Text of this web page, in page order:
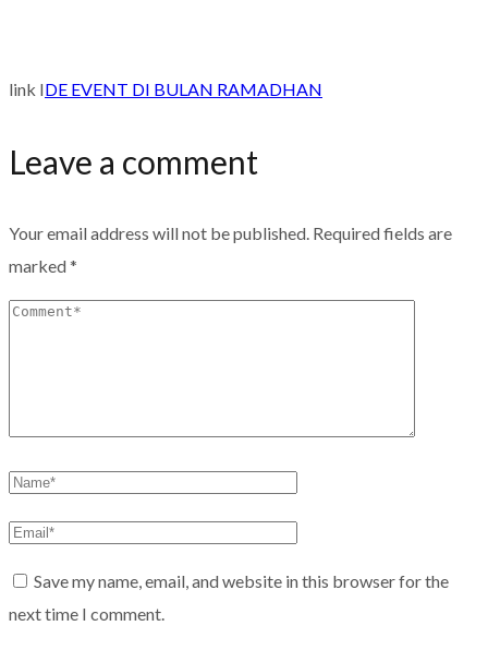
link IDE EVENT DI BULAN RAMADHAN
Leave a comment
Your email address will not be published. Required fields are
marked*
Save my name, email, and website in this browser for the
next time I comment.